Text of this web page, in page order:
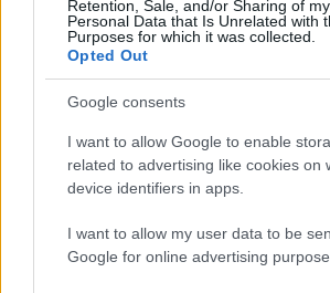
Retention, Sale, and/or Sharing of my
Personal Data that Is Unrelated with
Purposes for which it was collected.
Opted Out
Google consents
I want to allow Google to enable
related to advertising like cookies on
device identifiers in apps.
I want to allow my user data to be
Google for online advertising
EUG 2026: Salerno capitale dello
Francesca Lombardi · 6 Ago 2026
GIOCHI